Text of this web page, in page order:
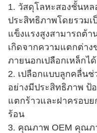
1. วัสดุโลหะสองชั้นหล
ประสิทธิภาพโดยรวมเ
แข็งแรงสูงสามารถต้า
เกิดจากความแตกต่า
ภายนอกเปลือกเหล็กไ
2. เปลือกแบบลูกคลื่น
อย่างมีประสิทธิภาพ ป้
แตกร้าวและฝาครอบย
ร้อน
3. คุณภาพ OEM คุณภ